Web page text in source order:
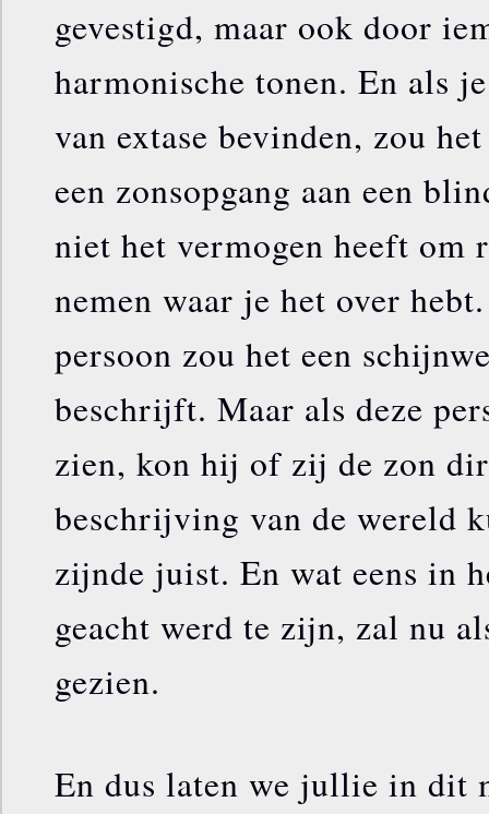
gevestigd, maar ook door
harmonische tonen. En als
van extase bevinden, zou
een zonsopgang aan een
niet het vermogen heeft om
nemen waar je het over
persoon zou het een
beschrijft. Maar als deze
zien, kon hij of zij de zon
beschrijving van de wereld
zijnde juist. En wat eens in
geacht werd te zijn, zal nu
gezien.
En dus laten we jullie in dit